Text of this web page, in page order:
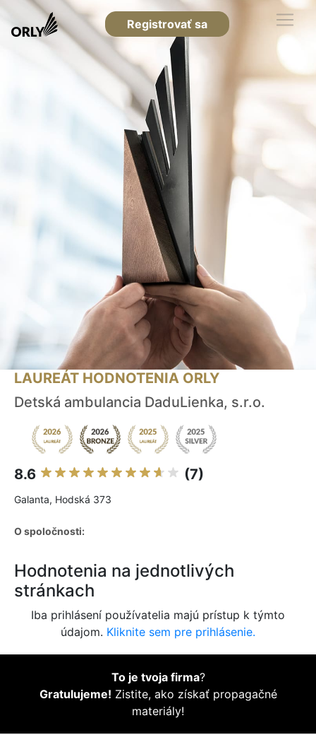
Registrovať sa
LAUREÁT HODNOTENIA ORLY
Detská ambulancia DaduLienka, s.r.o.
8.6 (7)
Galanta, Hodská 373
O spoločnosti:
Hodnotenia na jednotlivých
stránkach
Iba prihlásení používatelia majú prístup k týmto
údajom. Kliknite sem pre prihlásenie.
To je tvoja firma?
Gratulujeme! Zistite, ako získať propagačné
materiály!